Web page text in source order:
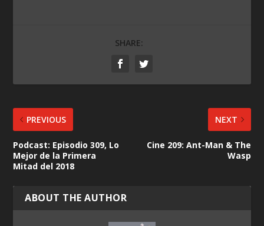
SHARE:
PREVIOUS
Podcast: Episodio 309, Lo
Mejor de la Primera
Mitad del 2018
NEXT
Cine 209: Ant-Man & The
Wasp
ABOUT THE AUTHOR